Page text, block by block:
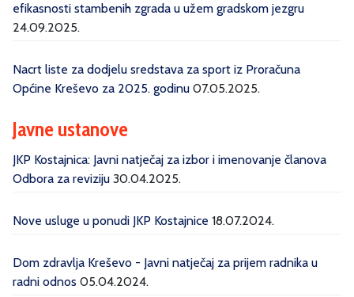
efikasnosti stambenih zgrada u užem gradskom jezgru
24.09.2025.
Nacrt liste za dodjelu sredstava za sport iz Proračuna
Općine Kreševo za 2025. godinu 07.05.2025.
Javne ustanove
JKP Kostajnica: Javni natječaj za izbor i imenovanje članova
Odbora za reviziju 30.04.2025.
Nove usluge u ponudi JKP Kostajnice 18.07.2024.
Dom zdravlja Kreševo - Javni natječaj za prijem radnika u
radni odnos 05.04.2024.